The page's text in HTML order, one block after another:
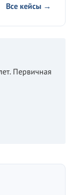
Все кейсы →
Первичная